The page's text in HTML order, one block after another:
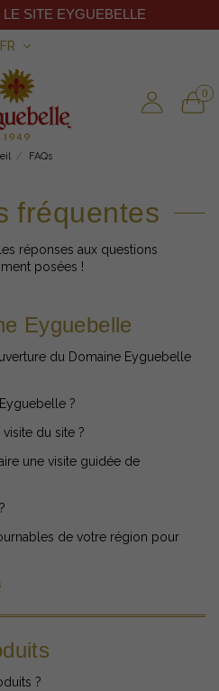
FR
0
SITE EYGUEBELLE
FAQs
fréquentes
réponses aux questions
posées !
Eyguebelle
du Domaine Eyguebelle
?
du site ?
une visite guidée de
de votre région pour
?